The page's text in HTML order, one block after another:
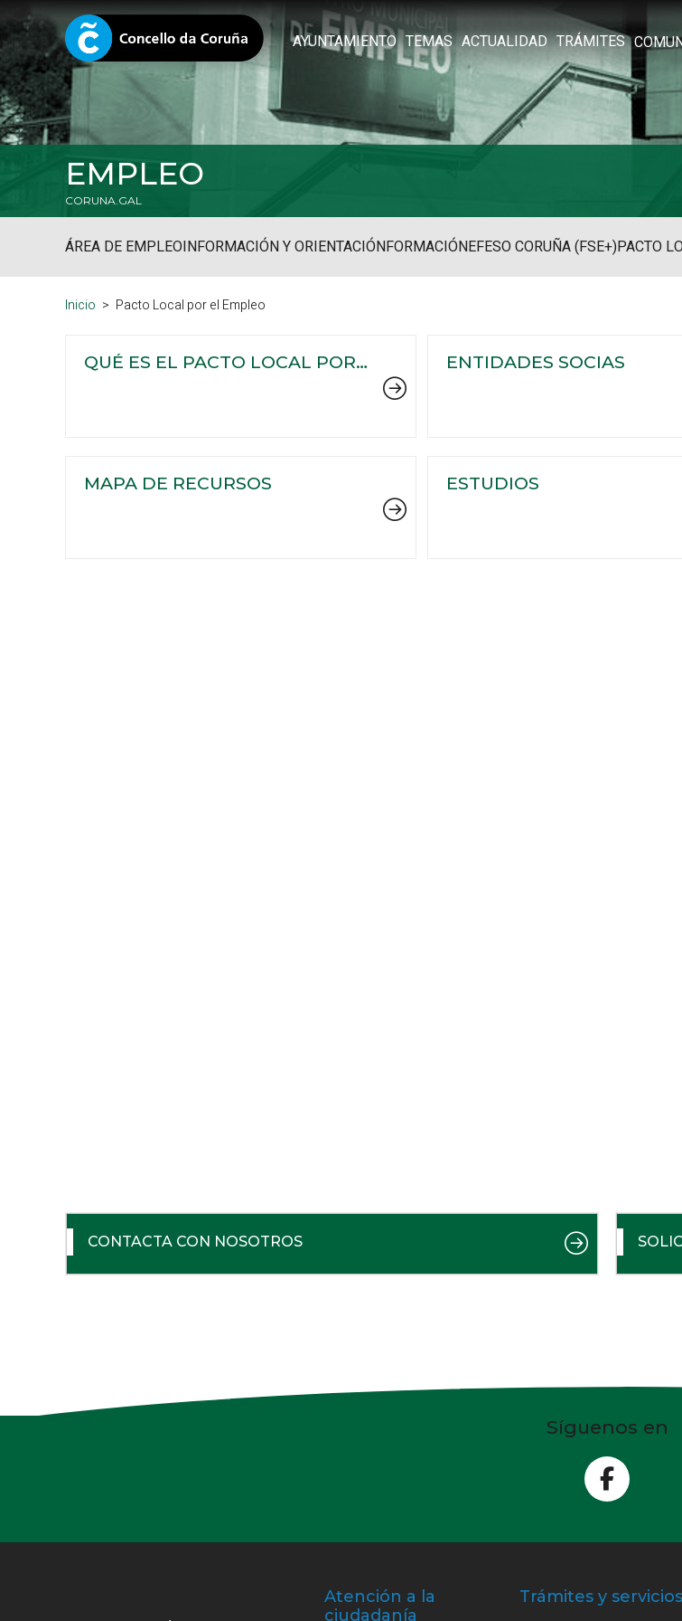
AYUNTAMIENTO TEMAS ACTUALIDAD TRÁMITES
EMPLEO
CORUNA.GAL
ÁREA DE EMPLEOINFORMACIÓN Y ORIENTACIÓNFORMACIÓNEFESO CORUÑA (FSE+)PACTO
Inicio Pacto Local por el Empleo
QUÉ ES EL PACTO LOCAL POR ENTIDADES SOCIAS
MAPA DE RECURSOS ESTUDIOS
CONTACTA CON NOSOTROS
Síguenos en
Atención a la
ciudadanía
Trámites y servicios